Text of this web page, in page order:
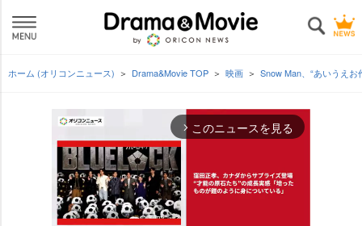
ホーム (オリコンニュース) Drama&Movie TOP 映画 Snow Man、“あいうえ
arrow_forward_ios このニュースを見る